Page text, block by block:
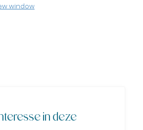
window
in deze